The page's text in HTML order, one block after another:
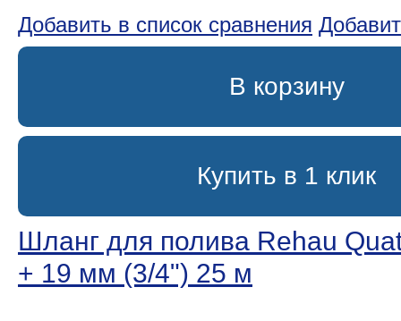
Добавить в список сравнения
В корзину
Купить в 1 клик
Шланг для полива Rehau
+ 19 мм (3/4ʺ) 25 м